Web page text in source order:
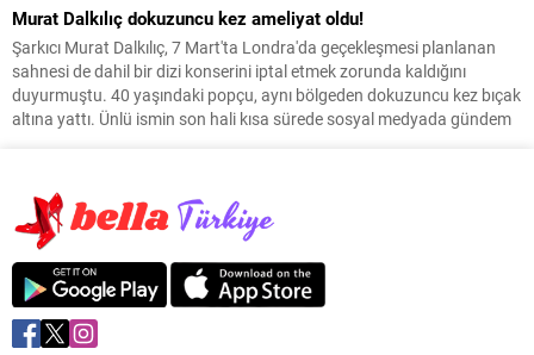
Murat Dalkılıç dokuzuncu kez ameliyat oldu!
Şarkıcı Murat Dalkılıç, 7 Mart'ta Londra'da geçekleşmesi planlanan
sahnesi de dahil bir dizi konserini iptal etmek zorunda kaldığını
duyurmuştu. 40 yaşındaki popçu, aynı bölgeden dokuzuncu kez bıçak
altına yattı. Ünlü ismin son hali kısa sürede sosyal medyada gündem